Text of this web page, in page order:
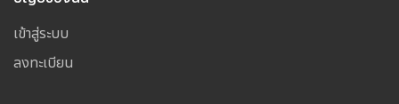
เข้าสู่ระบบ
ลงทะเบียน